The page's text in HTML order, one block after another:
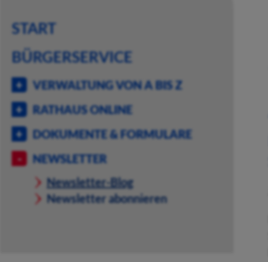
START
BÜRGERSERVICE
VERWALTUNG VON A BIS Z
RATHAUS ONLINE
DOKUMENTE & FORMULARE
NEWSLETTER
Newsletter-Blog
Newsletter abonnieren